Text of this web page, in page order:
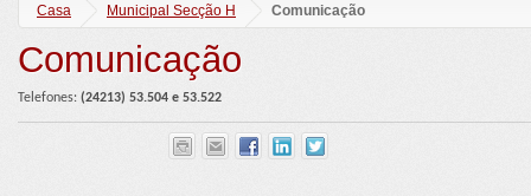
Casa Municipal Secção H Comunicação
Comunicação
Telefones: (24213) 53.504 e 53.522